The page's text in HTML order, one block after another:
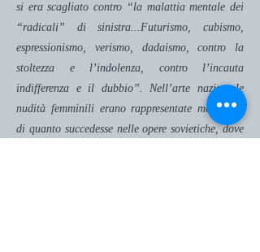
si era scagliato contro “la malattia mentale dei
“radicali” di sinistra...Futurismo, cubismo,
espressionismo, verismo, dadaismo, contro la
stoltezza e l’indolenza, contro l’incauta
indifferenza e il dubbio”. Nell’arte nazista le
nudità femminili erano rappresentate molto più
di quanto succedesse nelle opere sovietiche, dove